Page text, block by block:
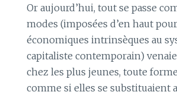
Or aujourd’hui, tout se passe
modes (imposées d’en haut
économiques intrinsèques au
capitaliste contemporain)
chez les plus jeunes, toute
comme si elles se substituaient